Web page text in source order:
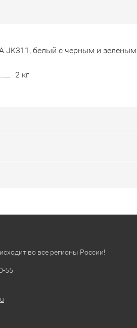
JK311, белый с черным и
2 кг
во все регионы России!
55